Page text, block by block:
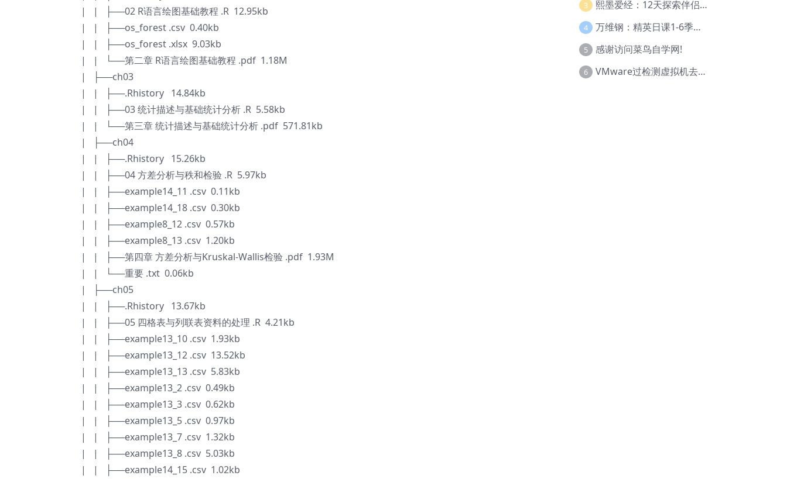
| | ├──02 R语言绘图基础教程 .R 12.95kb
| | ├──os_forest .csv 0.40kb
| | ├──os_forest .xlsx 9.03kb
| | └──第二章 R语言绘图基础教程 .pdf 1.18M
| ├──ch03
| | ├──.Rhistory 14.84kb
| | ├──03 统计描述与基础统计分析 .R 5.58kb
| | └──第三章 统计描述与基础统计分析 .pdf 571.81kb
| ├──ch04
| | ├──.Rhistory 15.26kb
| | ├──04 方差分析与秩和检验 .R 5.97kb
| | ├──example14_11 .csv 0.11kb
| | ├──example14_18 .csv 0.30kb
| | ├──example8_12 .csv 0.57kb
| | ├──example8_13 .csv 1.20kb
| | ├──第四章 方差分析与Kruskal-Wallis检验 .pdf 1.93M
| | └──重要 .txt 0.06kb
| ├──ch05
| | ├──.Rhistory 13.67kb
| | ├──05 四格表与列联表资料的处理 .R 4.21kb
| | ├──example13_10 .csv 1.93kb
| | ├──example13_12 .csv 13.52kb
| | ├──example13_13 .csv 5.83kb
| | ├──example13_2 .csv 0.49kb
| | ├──example13_3 .csv 0.62kb
| | ├──example13_5 .csv 0.97kb
| | ├──example13_7 .csv 1.32kb
| | ├──example13_8 .csv 5.03kb
| | ├──example14_15 .csv 1.02kb
3 熙墨爱经：12天探索伴侣亲密度
4 万维钢：精英日课1-6季合集
5 感谢访问菜鸟自学网!
6 VMware过检测虚拟机去虚拟化教程(工具+基础+进阶)